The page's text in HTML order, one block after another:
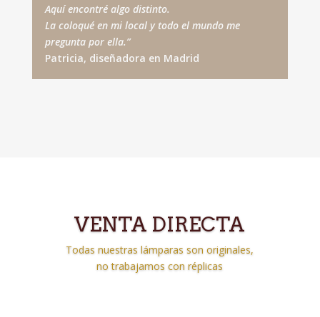
Aquí encontré algo distinto.
La coloqué en mi local y todo el mundo me
pregunta por ella.”
Patricia, diseñadora en Madrid
VENTA DIRECTA
Todas nuestras lámparas son originales,
no trabajamos con réplicas